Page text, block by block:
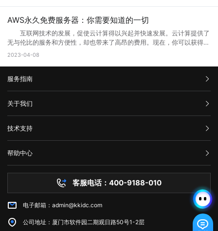
您的网络连接是否正常。您可以尝试与其他网站进行通信，以确定问题是
否出现在本地网络连接中。如果您的其他网站可以工作，但一个特定的网
站不起作用，那么很可能是这个网站出现了502错误。 3、清除浏览
使用其他网络连接 尝试切换到其他网络连接，例如在使用Wi-Fi时尝
试使用移动数据。通过使用其他网络连接，您可以确定是否存在网络连接
需要联系网站管理员寻求帮助。他们可以告诉您更多关于错误代码502的
信息，并提供解决方法。 在互联网时代，我们经常会遇到502错误代
码。这意味着请求未能正确连接到上游服务器，通常是由代理服务器、网
关或网络连接问题引起的。为了解决这个问题，我们可以尝试刷新网页、
检查网络连接、清除浏览器缓存、暂时使用其他网络连接或联系网站管理
员。希望本文能帮助您了解并解决错误代码502问题。
对于网站优化：网站进行META标记优化,W3C标准优化,搜索引擎优化等
合理优化操作，使网站在页面的布局、结构与内容方面都对用户与搜索引
站的安全与维护：页面安全方面的升级能有效的防止黑客入侵，造成网站
破坏，数据损坏，商业机密泄露，客户资料丢失等损失;页面升级对于内
容更新调整，网页X信息清理，网络速度提升等网站维护操作;定期检查企
数据被误删或遭病毒感染、黑客破坏后，通过技术手段尽力抢救，争取恢
复。 以上就是关于页面升级访问的原因以及解决方法全部内容，其实
很多网站都是需要升级优化的，为了的就是可以满足各种用户的需求，也
务器无法接纳新用户访问的时候，更需要及时进行页面访问升级，希望本
面电脑、笔记本电脑、平板电脑还是智能手机上，只需打开浏览器并输入
本地应用程序，Web端的应用程序不需要在用户设备上安装，而是通过互
联网直接提供服务。这使得Web端应用程序的更新和维护更加方便，用户
可以享受到实时的功能更新和改进。 web主要包括哪三个方面？
构：指的是网页的骨架，即HTML代码，它定义了网页的基本结构和内
即CSS（级联样式表）的使用。CSS用于控制网页的布局、颜色、字体等
视觉效果，使网页看起来更加美观和吸引人。 行为：指的是网页与用
户交互的方式，即JavaScript的使用。JavaScript是一种脚本语言，它允
许网页对用户的操作做出响应，如点击按钮、滚动页面等，从而提供更加
丰富的交互体验。 这三个方面相互依赖，共同决定了Web的外观、功
能和用户体验。 web端指的是什么意思？看完文章就能清楚知道了，
户端发送的请求次数过于频繁。这种错误通常发生在需要进行频繁请求的
返回一个状态码，用于表示请求的结果。HTTP 429错误对应的状态码是
429。当客户端发送的请求超过服务器限制时，服务器就会返回这个状态
码。 二、为什么会出现HTTP 429错误? HTTP 429错误通常是由
以下原因造成的： 1. 请求过于频繁：当客户端发送的请求过于频繁
时，服务器无法处理这么多请求，就会返回HTTP 429错误。 2. 服务
器限制：有些服务器为了防止恶意攻击，会设置一些限制，例如每秒钟只
允许发送一定数量的请求。如果客户端发送的请求超过了这个限制，服务
器就会返回HTTP 429错误。 3. 网络不稳定：如果网络不稳定，客户
取以下一些方法来修复： 1. 增加请求间隔时间：当客户端发送的请求
过于频繁时，可以增加请求间隔时间，减少请求的数量。 2. 减少请
量，以满足服务器的限制要求。 3. 检查API调用的频率：如果HTTP
429错误发生在API调用中，我们可以检查API调用的频率，是否超出了
API提供商的限制。 4. 检查网络连接：如果HTTP 429错误是由网络
不稳定引起的，我们可以检查网络连接是否正常，是否存在延迟或丢包现
象。 5. 使用CDN服务：CDN即内容分发网络，可以缓存静态资源，
减少请求次数，提高请求速度和稳定性。 6. 联系服务器管理员：如
果HTTP 429错误仍无法解决，我们可以联系服务器管理员，让其检查服
务器设置是否存在问题。 HTTP 429错误通常是由请求过于频繁、服
AWS永久免费服务器：你需要知道的一切
互联网技术的发展，促使云计算得以兴起并快速发展。云计算提供了
无与伦比的服务和方便性，却也带来了高昂的费用。现在，你可以获得一
些AWS永久免费服务器，使你能够在开发和测试新的应用程序时节省不少
Web Services)是亚马逊提供的一种基于云平台的服务。AWS永久免费计
计算服务。免费计划提供750个小时的EC2实例。 2. Amazon S3：
在AWS上创建和管理存储桶，对于不超过5GB的数据存储和处理是免费
的。 3. AWS Lambda：以事件驱动的方式在云中运行代码，免费计
计划提供每月25个WCU和25个RCU。 5. Amazon Glacier：用于非
免费的。 6. Amazon CloudFront：AWS的全球内容分发网络
(CDN)，免费计划为每个月50GB的数据传输提供免费流量。 7.
Amazon Machine Learning：一种基于云的机器学习服务，在免费计划
中提供每月10,000个批处理预测。 8. Amazon RDS：AWS的关系型
数据库服务，免费计划实例持续使用750小时，每月获得20GB的备份存
储和10万条I/O请求数。 9. Amazon SES：简单邮件服务，用于发送
和接收电子邮件，AWS SES在免费计划中提供每月62,000封电子邮件发
2023-04-08
服务指南
汇款信息
购买流程
服务条款
关于我们
公司介绍
举报中心
隐私声明
技术支持
网站备案
技术文档
帮助中心
服务器问题
市场资讯
客服电话：400-9188-010
电子邮箱：admin@kkidc.com
公司地址：厦门市软件园二期观日路50号1-2层